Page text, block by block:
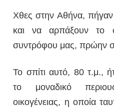
Χθες στην Αθήνα,
και να αρπάξουν το
συντρόφου μας, πρώην
Το σπίτι αυτό, 80 τ.μ.,
το μοναδικό
οικογένειας, η οποία